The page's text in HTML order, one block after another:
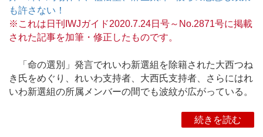
も許さない！
※これは日刊IWJガイド2020.7.24日号～No.2871号に掲載
された記事を加筆・修正したものです。
「命の選別」発言でれいわ新選組を除籍された大西つね
き氏をめぐり、れいわ支持者、大西氏支持者、さらにはれ
いわ新選組の所属メンバーの間でも波紋が広がっている。
続きを読む